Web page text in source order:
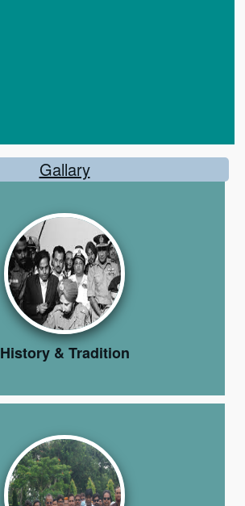
Gallary
History & Tradition